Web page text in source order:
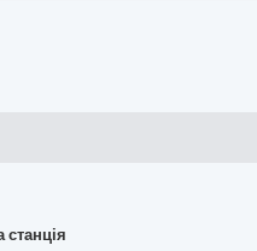
станція